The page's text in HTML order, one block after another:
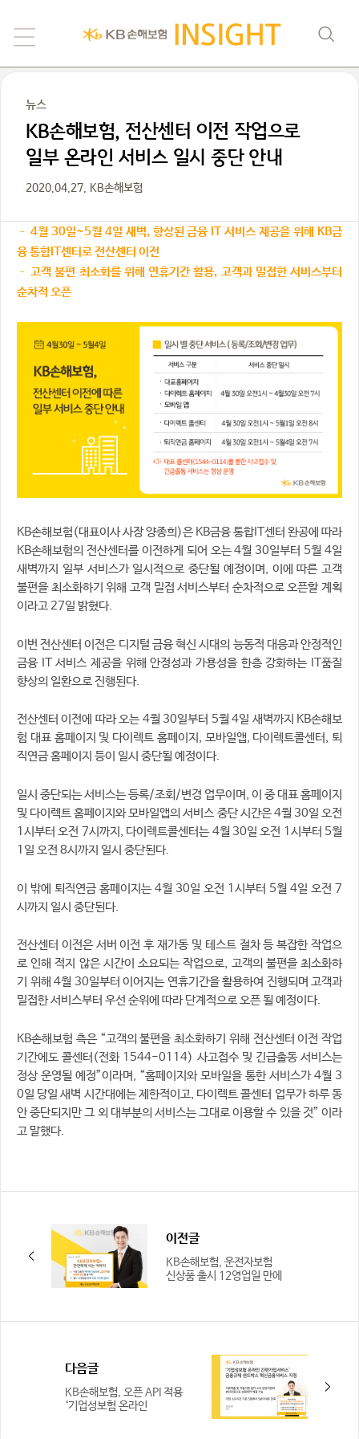
뉴스
KB손해보험, 전산센터 이전 작업으로
일부 온라인 서비스 일시 중단 안내
2020.04.27. KB손해보험
– 4월 30일~5월 4일 새벽, 향상된 금융 IT 서비스 제공을 위해 KB금
융 통합IT센터로 전산센터 이전
– 고객 불편 최소화를 위해 연휴기간 활용, 고객과 밀접한 서비스부터
순차적 오픈
KB손해보험(대표이사 사장 양종희)은 KB금융 통합IT센터 완공에 따라
KB손해보험의 전산센터를 이전하게 되어 오는 4월 30일부터 5월 4일
새벽까지 일부 서비스가 일시적으로 중단될 예정이며, 이에 따른 고객
불편을 최소화하기 위해 고객 밀접 서비스부터 순차적으로 오픈할 계획
이라고 27일 밝혔다.
이번 전산센터 이전은 디지털 금융 혁신 시대의 능동적 대응과 안정적인
금융 IT 서비스 제공을 위해 안정성과 가용성을 한층 강화하는 IT품질
향상의 일환으로 진행된다.
전산센터 이전에 따라 오는 4월 30일부터 5월 4일 새벽까지 KB손해보
험 대표 홈페이지 및 다이렉트 홈페이지, 모바일앱, 다이렉트콜센터, 퇴
직연금 홈페이지 등이 일시 중단될 예정이다.
일시 중단되는 서비스는 등록/조회/변경 업무이며, 이 중 대표 홈페이지
및 다이렉트 홈페이지와 모바일앱의 서비스 중단 시간은 4월 30일 오전
1시부터 오전 7시까지, 다이렉트콜센터는 4월 30일 오전 1시부터 5월
1일 오전 8시까지 일시 중단된다.
이 밖에 퇴직연금 홈페이지는 4월 30일 오전 1시부터 5월 4일 오전 7
시까지 일시 중단된다.
전산센터 이전은 서버 이전 후 재가동 및 테스트 절차 등 복잡한 작업으
로 인해 적지 않은 시간이 소요되는 작업으로, 고객의 불편을 최소화하
기 위해 4월 30일부터 이어지는 연휴기간을 활용하여 진행되며 고객과
밀접한 서비스부터 우선 순위에 따라 단계적으로 오픈 될 예정이다.
KB손해보험 측은 “고객의 불편을 최소화하기 위해 전산센터 이전 작업
기간에도 콜센터(전화 1544-0114) 사고접수 및 긴급출동 서비스는
정상 운영될 예정”이라며, “홈페이지와 모바일을 통한 서비스가 4월 3
0일 당일 새벽 시간대에는 제한적이고, 다이렉트 콜센터 업무가 하루 동
안 중단되지만 그 외 대부분의 서비스는 그대로 이용할 수 있을 것” 이라
고 말했다.
이전글
KB손해보험, 운전자보험
신상품 출시 12영업일 만에
다음글
KB손해보험, 오픈 API 적용
‘기업성보험 온라인